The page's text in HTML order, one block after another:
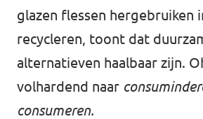
glazen flessen hergebruiken
recycleren, toont dat
alternatieven haalbaar zijn.
volhardend naar
consumeren.